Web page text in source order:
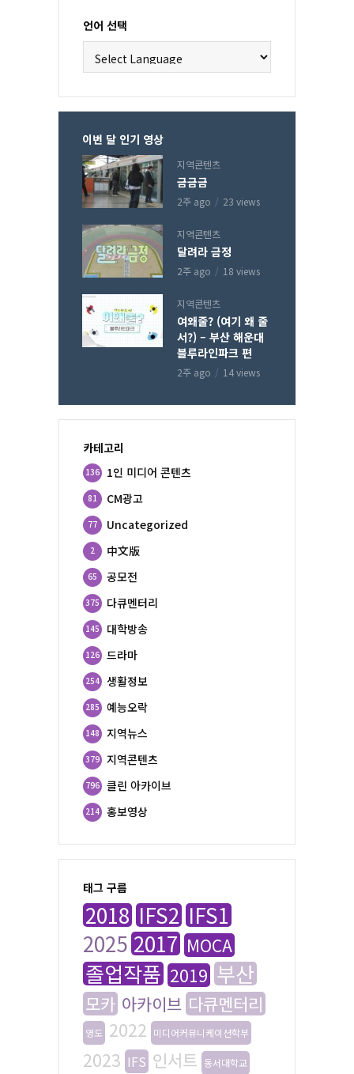
언어 선택
이번 달 인기 영상
지역콘텐츠
금금금
2주 ago 23 views
지역콘텐츠
달려라 금정
2주 ago 18 views
지역콘텐츠
여왜줄? (여기 왜 줄
서?) – 부산 해운대
블루라인파크 편
2주 ago 14 views
카테고리
1인 미디어 콘텐츠
136
CM광고
81
Uncategorized
77
中文版
2
공모전
65
다큐멘터리
375
대학방송
145
드라마
126
생활정보
254
예능오락
285
지역뉴스
148
지역콘텐츠
379
클린 아카이브
796
홍보영상
214
태그 구름
2018 IFS2 IFS1
2025 2017 MOCA
졸업작품 2019 부산
모카 아카이브 다큐멘터리
영도 2022 미디어커뮤니케이션학부
2023 IFS 인서트 동서대학교